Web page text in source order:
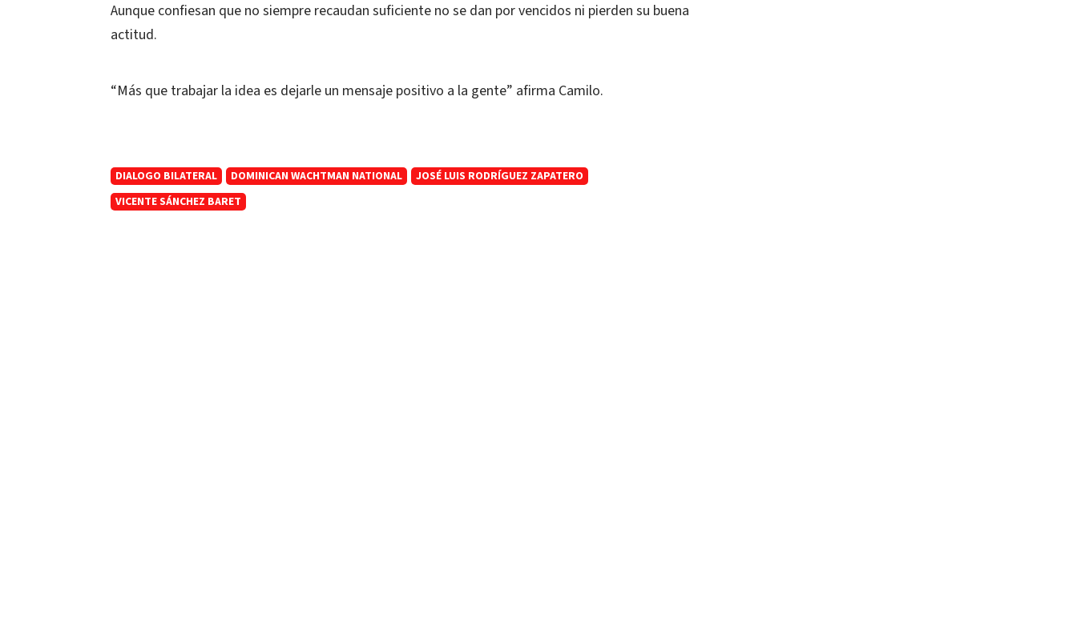
Aunque confiesan que no siempre recaudan suficiente no se dan por vencidos ni pierden su buena
actitud.
“Más que trabajar la idea es dejarle un mensaje positivo a la gente” afirma Camilo.
DIALOGO BILATERAL DOMINICAN WACHTMAN NATIONAL
JOSÉ LUIS RODRÍGUEZ ZAPATERO
VICENTE SÁNCHEZ BARET